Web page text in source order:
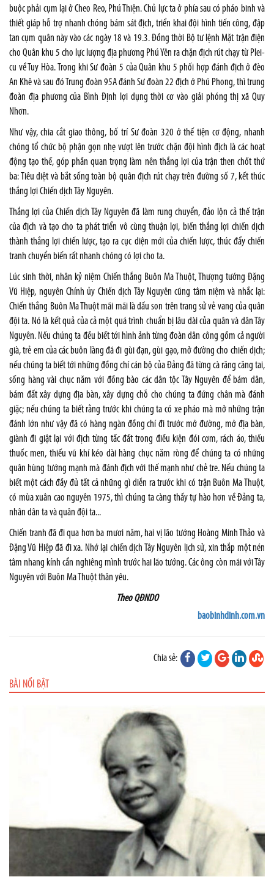
buộc phải cụm lại ở Cheo Reo, Phú Thiện. Chủ lực ta ở phía sau có pháo binh và
thiết giáp hỗ trợ nhanh chóng bám sát địch, triển khai đội hình tiến công, đập
tan cụm quân này vào các ngày 18 và 19.3. Đồng thời Bộ tư lệnh Mặt trận điện
cho Quân khu 5 cho lực lượng địa phương Phú Yên ra chặn địch rút chạy từ Plei-
cu về Tuy Hòa. Trong khi Sư đoàn 5 của Quân khu 5 phối hợp đánh địch ở đèo
An Khê và sau đó Trung đoàn 95A đánh Sư đoàn 22 địch ở Phú Phong, thì trung
đoàn địa phương của Bình Định lợi dụng thời cơ vào giải phóng thị xã Quy
Nhơn.
Như vậy, chia cắt giao thông, bố trí Sư đoàn 320 ở thế tiện cơ động, nhanh
chóng tổ chức bộ phận gọn nhẹ vượt lên trước chặn đội hình địch là các hoạt
động tạo thế, góp phần quan trọng làm nên thắng lợi của trận then chốt thứ
ba: Tiêu diệt và bắt sống toàn bộ quân địch rút chạy trên đường số 7, kết thúc
thắng lợi Chiến dịch Tây Nguyên.
Thắng lợi của Chiến dịch Tây Nguyên đã làm rung chuyển, đảo lộn cả thế trận
của địch và tạo cho ta phát triển vô cùng thuận lợi, biến thắng lợi chiến dịch
thành thắng lợi chiến lược, tạo ra cục diện mới của chiến lược, thúc đẩy chiến
tranh chuyển biến rất nhanh chóng có lợi cho ta.
Lúc sinh thời, nhân kỷ niệm Chiến thắng Buôn Ma Thuột, Thượng tướng Đặng
Vũ Hiệp, nguyên Chính ủy Chiến dịch Tây Nguyên cũng tâm niệm và nhắc lại:
Chiến thắng Buôn Ma Thuột mãi mãi là dấu son trên trang sử vẻ vang của quân
đội ta. Nó là kết quả của cả một quá trình chuẩn bị lâu dài của quân và dân Tây
Nguyên. Nếu chúng ta đều biết tới hình ảnh từng đoàn dân công gồm cả người
già, trẻ em của các buôn làng đã đi gùi đạn, gùi gạo, mở đường cho chiến dịch;
nếu chúng ta biết tới những đồng chí cán bộ của Đảng đã từng cà răng căng tai,
sống hàng vài chục năm với đồng bào các dân tộc Tây Nguyên để bám dân,
bám đất xây dựng địa bàn, xây dựng chỗ cho chúng ta đứng chân mà đánh
giặc; nếu chúng ta biết rằng trước khi chúng ta có xe pháo mà mở những trận
đánh lớn như vậy đã có hàng ngàn đồng chí đi trước mở đường, mở địa bàn,
giành đi giật lại với địch từng tấc đất trong điều kiện đói cơm, rách áo, thiếu
thuốc men, thiếu vũ khí kéo dài hàng chục năm ròng để chúng ta có những
quân hùng tướng mạnh mà đánh địch với thế mạnh như chẻ tre. Nếu chúng ta
biết một cách đầy đủ tất cả những gì diễn ra trước khi có trận Buôn Ma Thuột,
có mùa xuân cao nguyên 1975, thì chúng ta càng thấy tự hào hơn về Đảng ta,
nhân dân ta và quân đội ta...
Chiến tranh đã đi qua hơn ba mươi năm, hai vị lão tướng Hoàng Minh Thảo và
Đặng Vũ Hiệp đã đi xa. Nhớ lại chiến dịch Tây Nguyên lịch sử, xin thắp một nén
tâm nhang kính cẩn nghiêng mình trước hai lão tướng. Các ông còn mãi với Tây
Nguyên với Buôn Ma Thuột thân yêu.
Theo QĐNDO
baobinhdinh.com.vn
Chia sẻ:
BÀI NỔI BẬT